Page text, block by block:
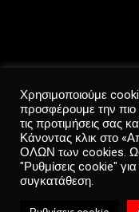
Χρησιμοποιούμε
προσφέρουμε την πιο
τις προτιμήσεις σας
Κάνοντας κλικ στο
ΟΛΩΝ των cookies.
"Ρυθμίσεις cookie"
συγκατάθεση.